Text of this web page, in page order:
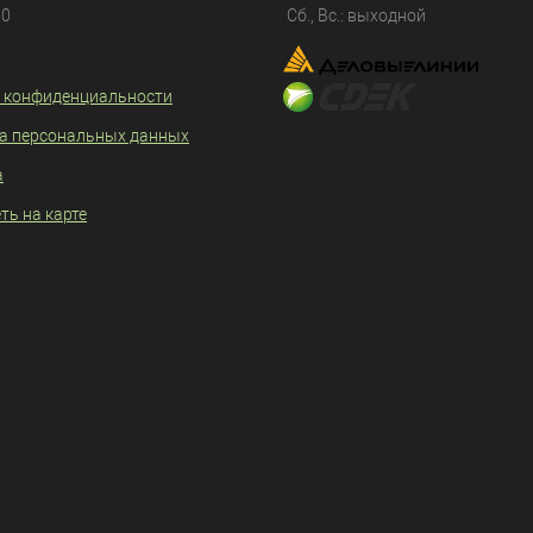
конфиденциальности
персональных данных
на карте
Сб., Вс.: выходной